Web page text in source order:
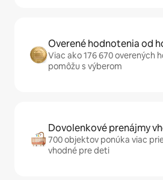
Overené hodnotenia od
Viac ako 176 670 overených
pomôžu s výberom
Dovolenkové prenájmy
700 objektov ponúka viac
vhodné pre deti